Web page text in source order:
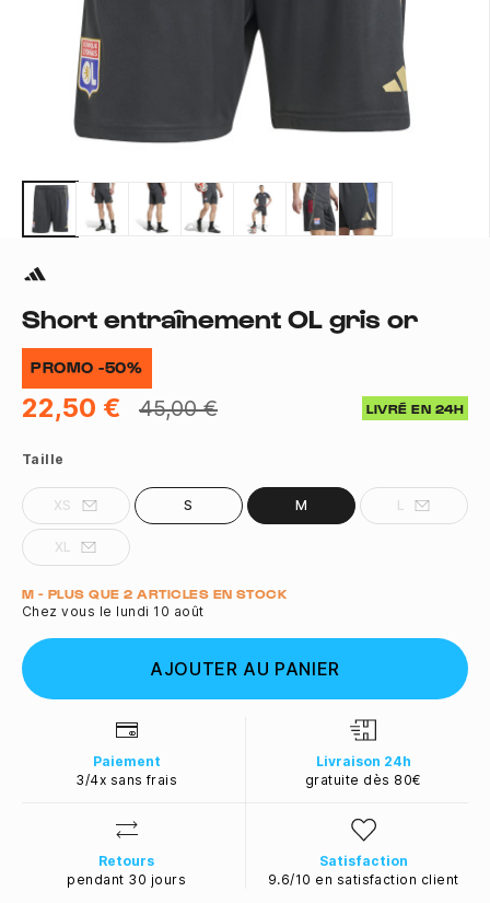
Short entraînement OL gris or
PROMO -50%
22,50 € 45,00 € LIVRÉ EN 24H
Taille
XS S M L
XL
Quantité
M - PLUS QUE 2 ARTICLES EN STOCK
Chez vous le lundi 10 août
AJOUTER AU PANIER
Paiement
3/4x sans frais
Livraison 24h
gratuite dès 80€
Retours
pendant 30 jours
Satisfaction
9.6/10 en satisfaction client